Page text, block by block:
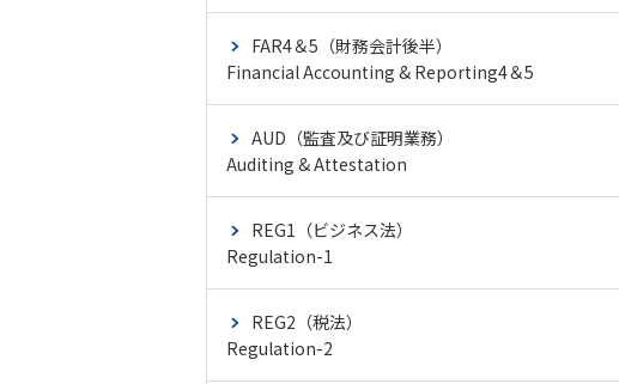
FAR4＆5（財務会計後半）
Financial Accounting & Reporting4＆5
AUD（監査及び証明業務）
Auditing & Attestation
REG1（ビジネス法）
Regulation-1
REG2（税法）
Regulation-2